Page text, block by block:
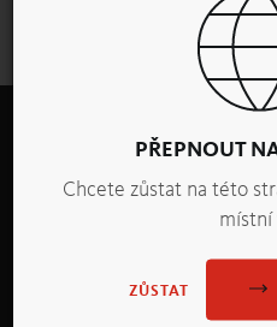
PŘEPNOUT
Chcete zůstat na této
místní
ZŮSTAT
backaldrin s.r.o.